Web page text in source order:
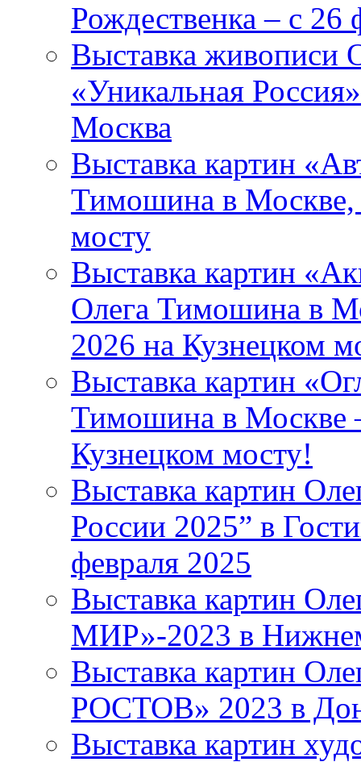
Рождественка – с 26
Выставка живописи
«Уникальная
Москва
Выставка картин
Тимошина в
мосту
Выставка картин
Олега Тимошина в
2026 на Кузнецком
Выставка картин
Тимошина в Москве
Кузнецком мосту!
Выставка картин
России 2025” в
февраля 2025
Выставка картин
МИР»-2023 в
Выставка картин
РОСТОВ» 2023 в
Выставка картин